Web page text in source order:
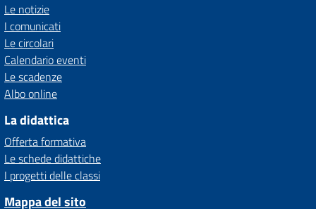
Le notizie
I comunicati
Le circolari
Calendario eventi
Le scadenze
Albo online
La didattica
Offerta formativa
Le schede didattiche
I progetti delle classi
Mappa del sito